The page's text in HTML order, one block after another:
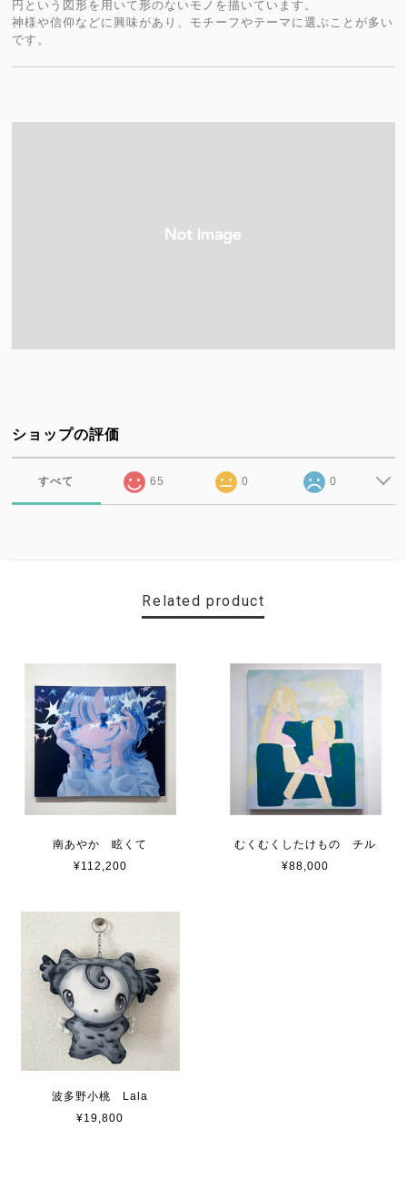
円という図形を用いて形のないモノを描いています。
神様や信仰などに興味があり、モチーフやテーマに選ぶことが多い
です。
ショップの評価
すべて 65 0 0
Related product
南あやか 眩くて
¥112,200
むくむくしたけもの チル
¥88,000
波多野小桃 Lala
¥19,800